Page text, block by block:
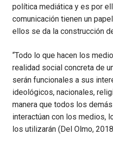
política mediática y es por
comunicación tienen un
ellos se da la construcción
“Todo lo que hacen los
realidad social concreta de
serán funcionales a sus
ideológicos, nacionales,
manera que todos los
interactúan con los medios,
los utilizarán (Del Olmo,